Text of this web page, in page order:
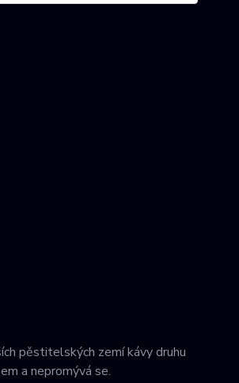
pěstitelských zemí kávy druhu
a nepromývá se.